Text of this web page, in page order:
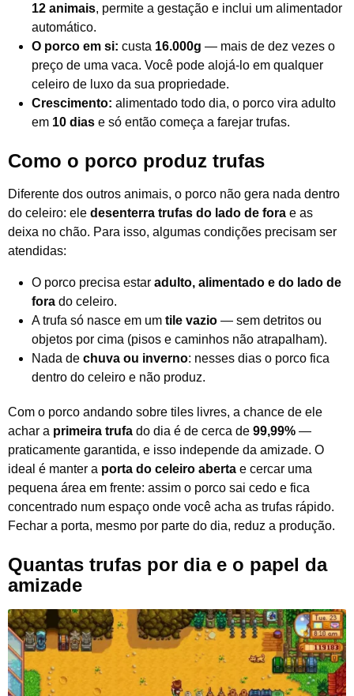
12 animais, permite a gestação e inclui um alimentador
automático.
O porco em si: custa 16.000g — mais de dez vezes o
preço de uma vaca. Você pode alojá-lo em qualquer
celeiro de luxo da sua propriedade.
Crescimento: alimentado todo dia, o porco vira adulto
em 10 dias e só então começa a farejar trufas.
Como o porco produz trufas
Diferente dos outros animais, o porco não gera nada dentro
do celeiro: ele desenterra trufas do lado de fora e as
deixa no chão. Para isso, algumas condições precisam ser
atendidas:
O porco precisa estar adulto, alimentado e do lado de
fora do celeiro.
A trufa só nasce em um tile vazio — sem detritos ou
objetos por cima (pisos e caminhos não atrapalham).
Nada de chuva ou inverno: nesses dias o porco fica
dentro do celeiro e não produz.
Com o porco andando sobre tiles livres, a chance de ele
achar a primeira trufa do dia é de cerca de 99,99% —
praticamente garantida, e isso independe da amizade. O
ideal é manter a porta do celeiro aberta e cercar uma
pequena área em frente: assim o porco sai cedo e fica
concentrado num espaço onde você acha as trufas rápido.
Fechar a porta, mesmo por parte do dia, reduz a produção.
Quantas trufas por dia e o papel da
amizade